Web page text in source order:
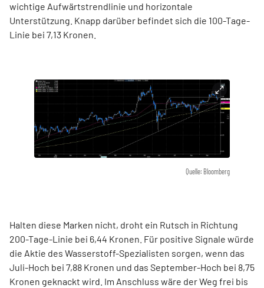
wichtige Aufwärtstrendlinie und horizontale
Unterstützung. Knapp darüber befindet sich die 100-Tage-
Linie bei 7,13 Kronen.
Quelle: Bloomberg
Halten diese Marken nicht, droht ein Rutsch in Richtung
200-Tage-Linie bei 6,44 Kronen. Für positive Signale würde
die Aktie des Wasserstoff-Spezialisten sorgen, wenn das
Juli-Hoch bei 7,88 Kronen und das September-Hoch bei 8,75
Kronen geknackt wird. Im Anschluss wäre der Weg frei bis